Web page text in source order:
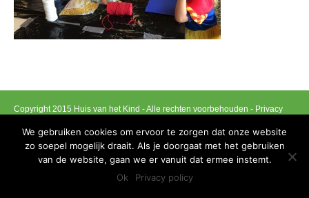
Copyright 2015 Huis van het Kind - Alle rechten voorbehouden - Privacy
Ontwikkeld door Best4u Group B.V.B.A
We gebruiken cookies om ervoor te zorgen dat onze website
zo soepel mogelijk draait. Als je doorgaat met het gebruiken
van de website, gaan we er vanuit dat ermee instemt.
Ok
Privacy policy